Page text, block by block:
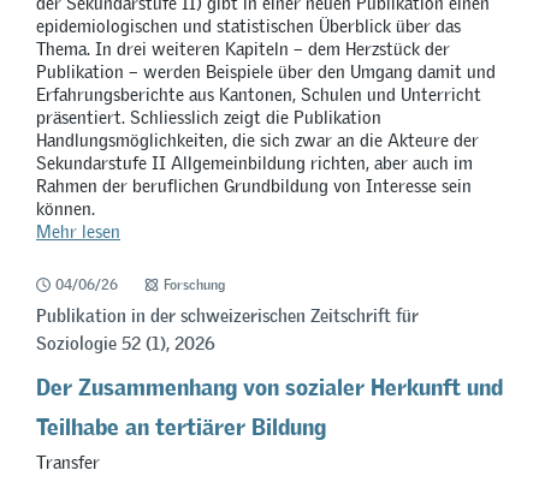
epidemiologischen und statistischen Überblick über das
Thema. In drei weiteren Kapiteln – dem Herzstück der
Publikation – werden Beispiele über den Umgang damit und
Erfahrungsberichte aus Kantonen, Schulen und Unterricht
präsentiert. Schliesslich zeigt die Publikation
Handlungsmöglichkeiten, die sich zwar an die Akteure der
Sekundarstufe II Allgemeinbildung richten, aber auch im
Rahmen der beruflichen Grundbildung von Interesse sein
können.
Mehr lesen
04/06/26 Forschung
Publikation in der schweizerischen Zeitschrift für
Soziologie 52 (1), 2026
Der Zusammenhang von sozialer Herkunft und
Teilhabe an tertiärer Bildung
Transfer